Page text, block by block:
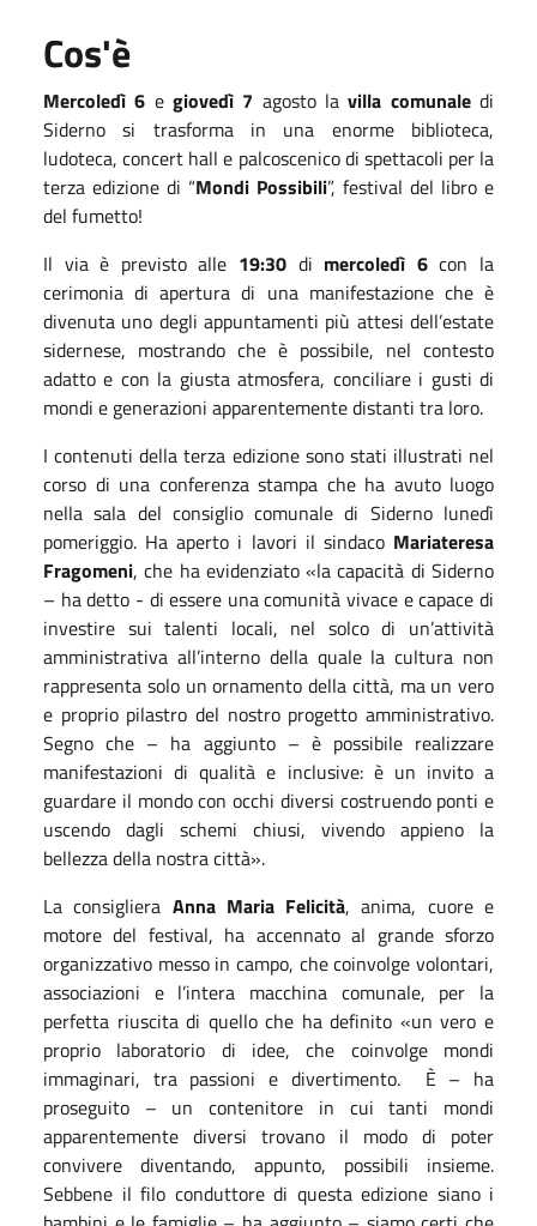
Cos'è
Mercoledì 6 egiovedì 7 agosto lavilla comunaledi
Siderno si trasforma in una enorme biblioteca,
ludoteca, concert hall e palcoscenico di spettacoli per la
terza edizione di “Mondi Possibili”, festival del libro e
del fumetto!
Il via è previsto alle 19:30 di mercoledì 6con la
cerimonia di apertura di una manifestazione che è
divenuta uno degli appuntamenti più attesi dell’estate
sidernese, mostrando che è possibile, nel contesto
adatto e con la giusta atmosfera, conciliare i gusti di
mondi e generazioni apparentemente distanti tra loro.
I contenuti della terza edizione sono stati illustrati nel
corso di una conferenza stampa che ha avuto luogo
nella sala del consiglio comunale di Siderno lunedì
pomeriggio. Ha aperto i lavori il sindaco Mariateresa
Fragomeni, che ha evidenziato«la capacità di Siderno
– ha detto - di essere una comunità vivace e capace di
investire sui talenti locali, nel solco di un’attività
amministrativa all’interno della quale la cultura non
rappresenta solo un ornamento della città, ma un vero
e proprio pilastro del nostro progetto amministrativo.
Segno che – ha aggiunto – è possibile realizzare
manifestazioni di qualità e inclusive: è un invito a
guardare il mondo con occhi diversi costruendo ponti e
uscendo dagli schemi chiusi, vivendo appieno la
bellezza della nostra città».
La consigliera Anna Maria Felicità, anima, cuore e
motore del festival, ha accennato al grande sforzo
organizzativo messo in campo, che coinvolge volontari,
associazioni e l’intera macchina comunale, per la
perfetta riuscita di quello che ha definito «un vero e
proprio laboratorio di idee, che coinvolge mondi
immaginari, tra passioni e divertimento.
È – ha
proseguito – un contenitore in cui tanti mondi
apparentemente diversi trovano il modo di poter
convivere diventando, appunto, possibili insieme.
Sebbene il filo conduttore di questa edizione siano i